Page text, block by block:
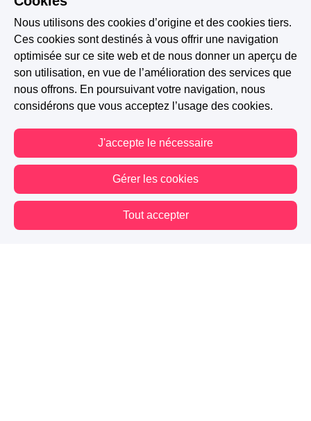
Nous utilisons des cookies d’origine et des cookies tiers.
Ces cookies sont destinés à vous offrir une navigation
optimisée sur ce site web et de nous donner un aperçu de
son utilisation, en vue de l’amélioration des services que
nous offrons. En poursuivant votre navigation, nous
considérons que vous acceptez l’usage des cookies.
J'accepte le nécessaire
Gérer les cookies
Tout accepter